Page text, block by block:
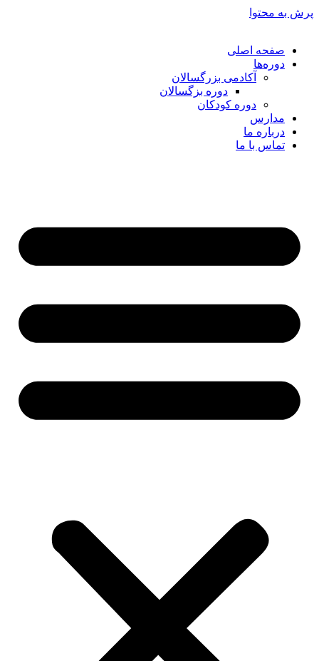
پرش به محتوا
صفحه اصلی
دوره‌ها
آکادمی بزرگسالان
دوره بزگسالان
دوره کودکان
مدارس
درباره ما
تماس با ما